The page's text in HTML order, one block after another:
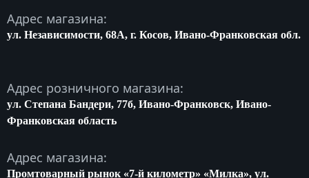
Адрес магазина:
ул. Независимости, 68A, г. Косов, Ивано-Франковская обл.
Адрес розничного магазина:
ул. Степана Бандери, 77б, Ивано-Франковск, Ивано-
Франковская область
Адрес магазина:
Промтоварный рынок «7-й километр» «Милка», ул.